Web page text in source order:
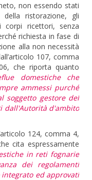
non essendo stati
ristorazione, gli
corpi ricettori, senza
richiesta in fase di
alla non necessità
107, comma
che riporta quanto
domestiche che
ammessi purché
soggetto gestore del
dall'Autorità d'ambito
124, comma 4,
cita espressamente
in reti fognarie
dei regolamenti
ed approvati